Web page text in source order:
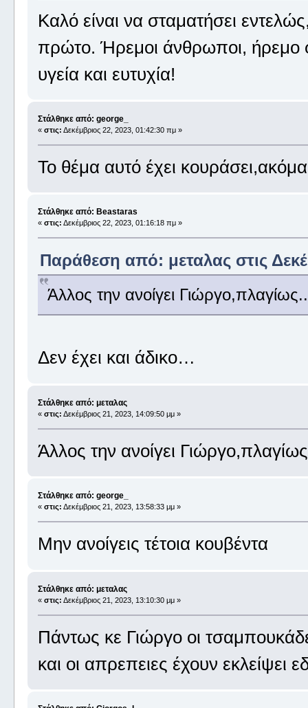
Καλό είναι να σταματήσει
πρώτο. Ήρεμοι άνθρωποι, ήρεμο
υγεία και ευτυχία!
Στάλθηκε από: george_
« στις: Δεκέμβριος 22, 2023, 01:42:30 πμ »
Το θέμα αυτό έχει
Στάλθηκε από: Beastaras
« στις: Δεκέμβριος 22, 2023, 01:16:18 πμ »
Παράθεση από: μεταλας στις
Άλλος την ανοίγει
Δεν έχει και άδικο…
Στάλθηκε από: μεταλας
« στις: Δεκέμβριος 21, 2023, 14:09:50 μμ »
Άλλος την ανοίγει
Στάλθηκε από: george_
« στις: Δεκέμβριος 21, 2023, 13:58:33 μμ »
Μην ανοίγεις τέτοια κουβέντα
Στάλθηκε από: μεταλας
« στις: Δεκέμβριος 21, 2023, 13:10:30 μμ »
Πάντως κε Γιώργο οι
και οι απρεπειες έχουν εκλείψει